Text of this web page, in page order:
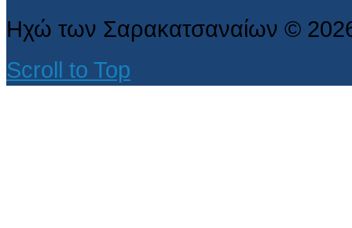
Ηχώ των Σαρακατσαναίων ©
Scroll to Top